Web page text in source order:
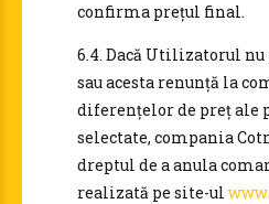
confirma prețul final.
6.4. Dacă Utilizatorul
sau acesta renunță la
diferențelor de preț ale
selectate, compania
dreptul de a anula
realizată pe site-ul